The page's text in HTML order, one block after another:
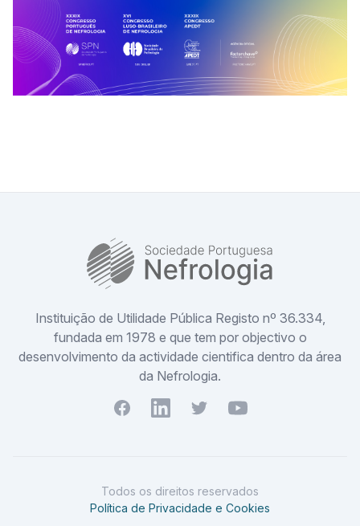
Instituição de Utilidade Pública Registo nº 36.334,
fundada em 1978 e que tem por objectivo o
desenvolvimento da actividade cientifica dentro da área
da Nefrologia.
FacebookYoutubeTwitterYoutube
Todos os direitos reservados
Política de Privacidade e Cookies